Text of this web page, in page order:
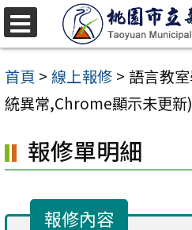
跳
至
主
要
容
區
首頁 > 線上報修 > 語言教
統異常,Chrome顯示未更新)
報修單明細
報修內容
選
單